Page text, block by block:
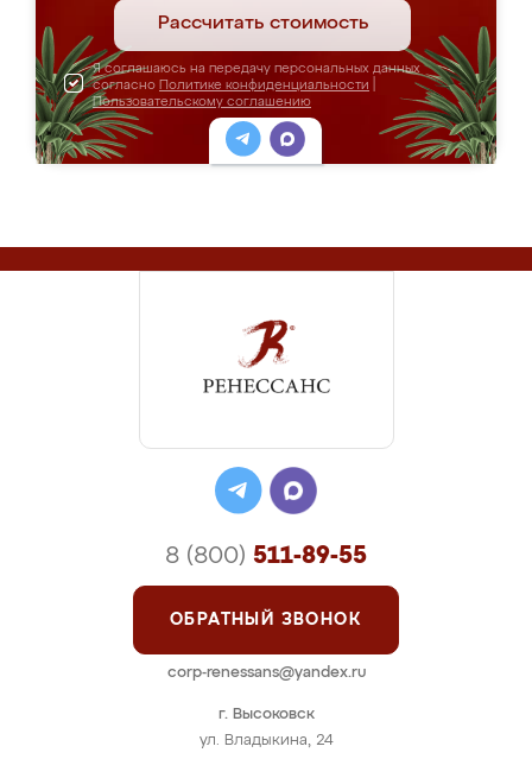
Рассчитать стоимость
Я соглашаюсь на передачу персональных данных
согласно Политике конфиденциальности
Пользовательскому соглашению
г. Высоковск
ул. Владыкина, 24
8 (800) 511-89-55
ОБРАТНЫЙ ЗВОНОК
corp-renessans@yandex.ru